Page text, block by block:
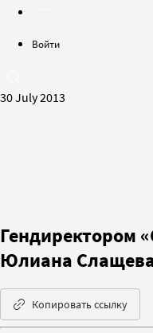
Войти
30 July 2013
Гендиректором
Юлиана
Копировать ссылку